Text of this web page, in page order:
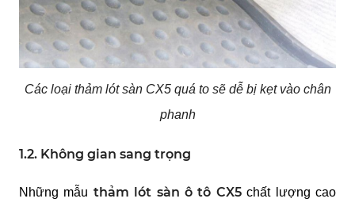
Các loại thảm lót sàn CX5 quá to sẽ dễ bị kẹt vào chân
phanh
1.2. Không gian sang trọng
Những mẫu thảm lót sàn ô tô CX5chất lượng cao